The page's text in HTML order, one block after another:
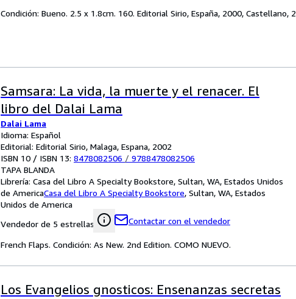
Condición: Bueno. 2.5 x 1.8cm. 160. Editorial Sirio, España, 2000, Castellano,
Samsara: La vida, la muerte y el renacer. El
libro del Dalai Lama
Dalai Lama
Idioma: Español
Editorial: Editorial Sirio, Malaga, Espana, 2002
ISBN 10 / ISBN 13: 8478082506 / 9788478082506
TAPA BLANDA
Librería: Casa del Libro A Specialty Bookstore, Sultan, WA, Estados Unidos
de AmericaCasa del Libro A Specialty Bookstore, Sultan, WA, Estados
Unidos de America
Vendedor de 5 estrellas
Contactar con el vendedor
French Flaps. Condición: As New. 2nd Edition. COMO NUEVO.
Los Evangelios gnosticos: Ensenanzas secretas